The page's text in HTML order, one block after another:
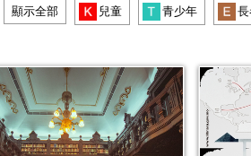
顯示全部 兒童 青少年